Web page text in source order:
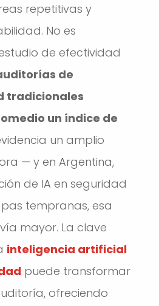
repetitivas y
No es
de efectividad
de
tradicionales
un índice de
un amplio
— y en Argentina,
de IA en seguridad
tempranas, esa
mayor. La clave
inteligencia artificial
puede transformar
ofreciendo